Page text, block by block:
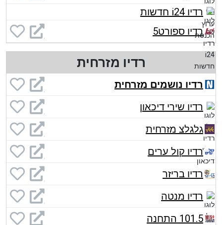
רדיו i24 חדשות
רדיו ספורט5
רדיו מזרחית
רדיו נושמים מזרחית
רדיו שירי דיכאון
גלגלצ מזרחית
רדיו קול ערים
רדיו בריזר
רדיו מנטה
101.5 התחנה